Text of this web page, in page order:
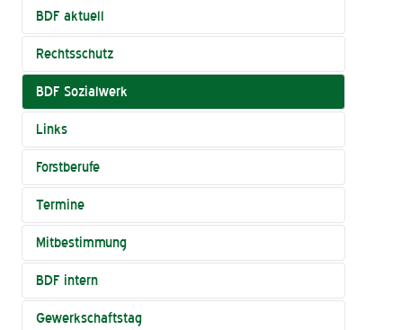
BDF aktuell
Rechtsschutz
BDF Sozialwerk
Links
Forstberufe
Termine
Mitbestimmung
BDF intern
Gewerkschaftstag